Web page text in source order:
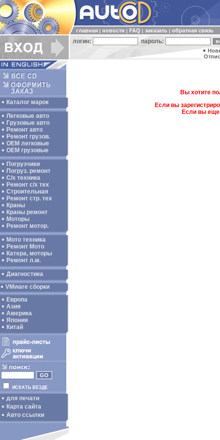
главная новости FAQ заказать обратная связь
логин: пароль:
Каталог марок
Легковые авто
Грузовые авто
Ремонт авто
Ремонт грузов.
ОЕМ легковые
OEM грузовые
Погрузчики
Погруз. ремонт
С/х техника
Ремонт с/х тех
Строительная
Ремонт стр. тех
Краны
Краны ремонт
Моторы
Ремонт мотор.
Мото техника
Ремонт Мото
Катера, моторы
Ремонт л.м.
Диагностика
VMware сборки
Европа
Азия
Америка
Япония
Китай
ИСКАТЬ ВЕЗДЕ
для печати
Карта сайта
Авто ссылки
Вы хотите
Если вы
Если вы еще